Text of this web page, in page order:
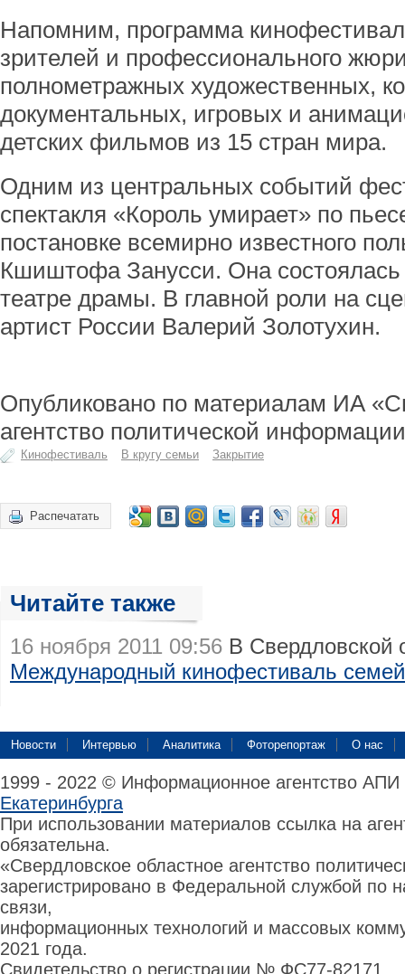
Напомним, программа
зрителей и профессионального
полнометражных художественных,
документальных, игровых и
детских фильмов из 15 стран мира.
Одним из центральных событий
спектакля «Король умирает» по
постановке всемирно известного
Кшиштофа Занусси. Она
театре драмы. В главной роли на
артист России Валерий Золотухин.
Опубликовано по материалам ИА
агентство политической
Кинофестиваль В кругу семьи Закрытие
Распечатать
Читайте также
16 ноября 2011 09:56 В Свердловской
Международный кинофестиваль
Новости Интервью Аналитика Фоторепортаж О нас
1999 - 2022 © Информационное агентство
Екатеринбурга
При использовании материалов ссылка на
обязательна.
«Свердловское областное агентство
зарегистрировано в Федеральной службой по
связи,
информационных технологий и массовых
2021 года.
Свидетельство о регистрации № ФС77-82171